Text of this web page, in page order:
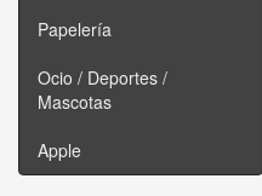
Papelería
Ocio / Deportes /
Mascotas
Apple